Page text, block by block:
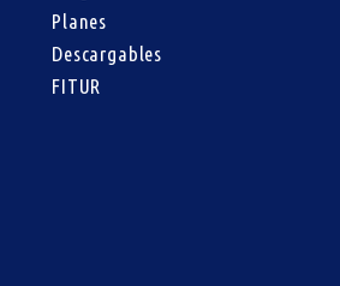
Planes
Descargables
FITUR